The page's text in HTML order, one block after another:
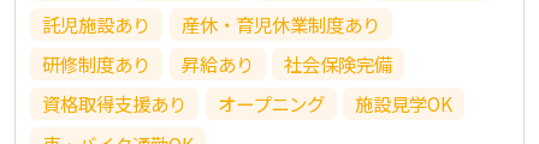
託児施設あり
産休・育児休業制度あり
研修制度あり
昇給あり
社会保険完備
資格取得支援あり
オープニング
施設見学OK